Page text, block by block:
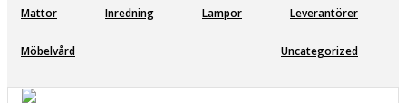
Mattor Inredning Lampor Leverantörer
Möbelvård Uncategorized